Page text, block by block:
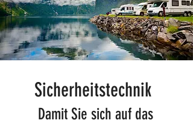
Sicherheitstechnik
Damit Sie sich auf das